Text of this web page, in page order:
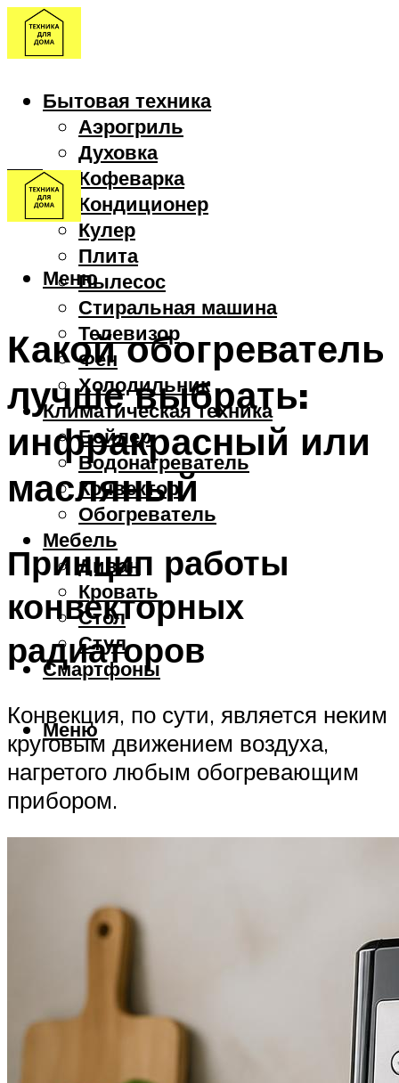
Бытовая техника
Аэрогриль
Духовка
Кофеварка
Кондиционер
Кулер
Плита
Пылесос
Стиральная машина
Телевизор
Фен
Холодильник
Климатическая техника
Бойлер
Водонагреватель
Конвектор
Обогреватель
Мебель
Диван
Кровать
Стол
Стул
Смартфоны
Меню
Меню
Какой обогреватель
лучше выбрать:
инфракрасный или
масляный
Принцип работы
конвекторных
радиаторов
Конвекция, по сути, является неким
круговым движением воздуха,
нагретого любым обогревающим
прибором.